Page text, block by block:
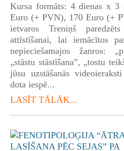
Kursa formāts: 4 dienas x 3
Euro (+ PVN), 170 Euro (+
ietvaros Treniņš
attīstīšanai, lai iemācītos
nepieciešamajos žanros:
„stāstu stāstīšana”, „tostu
jūsu uzstāšanās
dota iespē...
LASĪT TĀLĀK...